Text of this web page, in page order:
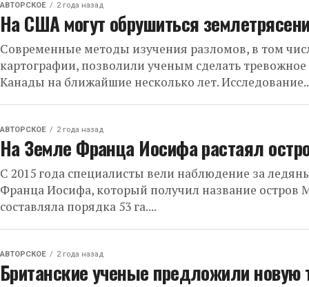
АВТОРСКОЕ 2 года назад
На США могут обрушиться
Современные методы изучения разломов, в том
картографии, позволили ученым сделать
Канады на ближайшие несколько лет.
АВТОРСКОЕ 2 года назад
На Земле Франца Иосифа растаял
С 2015 года специалисты вели наблюдение за
Франца Иосифа, который получил название остров
составляла порядка 53 га....
АВТОРСКОЕ 2 года назад
Британские ученые предложили новую